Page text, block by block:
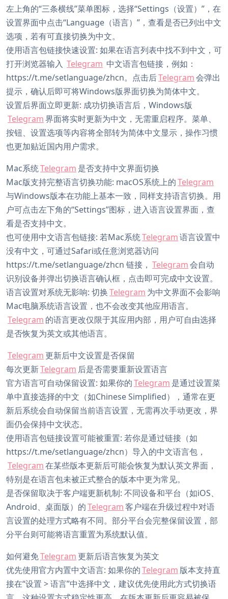
左上角的“三条横线”菜单图标，选择“Settings（设置）”，在
设置界面中点击“Language（语言）”，查看是否已列出中文
选项，若有可直接切换为中文。
使用语言包链接快速设置: 如果在语言列表中找不到中文，可
打开浏览器输入 Telegram 中文语言包链接，例如：
https://t.me/setlanguage/zhcn。点击后Telegram会弹出
提示，确认后即可将Windows版界面切换为简体中文。
设置后界面立即更新: 成功切换语言后，Windows版
Telegram界面将实时更新为中文，无需重启程序。菜单、
按钮、设置选项等内容将全部转为简体中文显示，操作习惯
也更加贴近国内用户需求。
Mac系统Telegram 是否支持中文界面切换
Mac版支持完整语言切换功能: macOS系统上的Telegram
与Windows版本在功能上基本一致，同样支持语言切换。用
户可点击左下角的“Settings”图标，进入语言设置界面，查
看是否支持中文。
也可使用中文语言包链接: 若Mac系统Telegram语言设置中
没有中文，可通过Safari或任意浏览器访问
https://t.me/setlanguage/zhcn 链接， Telegram会自动
识别设备并弹出切换语言确认框，点击即可完成中文设置。
语言设置对系统无影响: 切换Telegram 为中文界面不会影响
Mac电脑系统语言设置，也不会改变其他应用语言。
Telegram 的语言更改仅限于其应用内部，用户可自由选择
是否恢复为英文或其他语言。
Telegram更新后中文设置是否保留
每次更新Telegram 后是否需要重新设置语言
官方语言可自动保留设置: 如果你的Telegram 是通过设置菜
单中直接选择的中文（如Chinese Simplified），通常在更
新后系统会自动保留当前语言设置，无需再次手动更改，界
面仍会保持中文状态。
使用语言包链接设置可能被重置: 若你是通过链接（如
https://t.me/setlanguage/zhcn）导入的中文语言包，
Telegram在某些版本更新后可能会恢复为默认英文界面，
特别是在语言包未被正式整合的版本中更为常见。
是否保留取决于客户端更新机制: 不同设备和平台（如iOS、
Android、桌面版）的Telegram客户端在升级过程中对语
言设置的处理方式略有不同。部分平台会完整保留设置，部
分平台则可能将语言重置为系统默认值。
如何避免Telegram更新后语言恢复为英文
优先使用官方内置中文语言: 如果你的Telegram 版本支持直
接在“设置 > 语言”中选择中文，建议优先使用此方式切换语